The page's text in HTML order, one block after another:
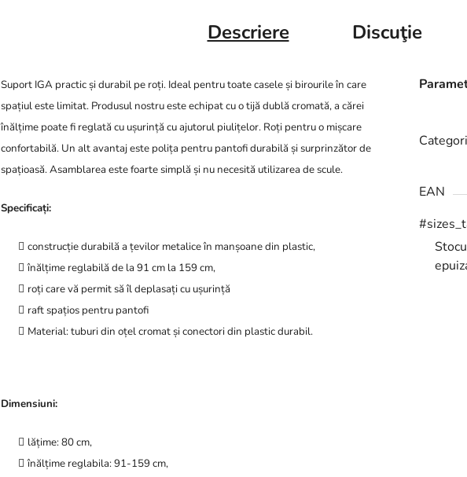
Descriere Discuţie
Suport IGA practic și durabil pe roți. Ideal pentru toate casele și birourile în care
spațiul este limitat. Produsul nostru este echipat cu o tijă dublă cromată, a cărei
înălțime poate fi reglată cu ușurință cu ajutorul piulițelor. Roți pentru o mișcare
confortabilă. Un alt avantaj este polița pentru pantofi durabilă și surprinzător de
spațioasă. Asamblarea este foarte simplă și nu necesită utilizarea de scule.
Specificați:
construcție durabilă a țevilor metalice în manșoane din plastic,
înălțime reglabilă de la 91 cm la 159 cm,
roți care vă permit să îl deplasați cu ușurință
raft spațios pentru pantofi
Material: tuburi din oțel cromat și conectori din plastic durabil.
Dimensiuni:
lățime: 80 cm,
înălțime reglabila: 91-159 cm,
EAN